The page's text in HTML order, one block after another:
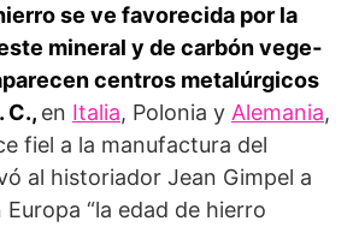
se ve favorecida por la
mineral y de carbón vege­
centros metalúrgicos
C., en Italia, Polonia y Alemania,
fiel a la manufactura del
al historiador Jean Gimpel a
“la edad de hierro